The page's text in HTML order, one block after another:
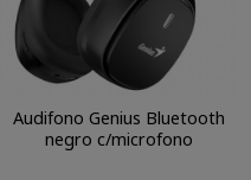
Audifono Genius Bluetooth
negro c/microfono